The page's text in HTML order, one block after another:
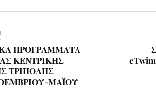
ΠΡΟΓΡΑΜΜΑΤΑ
ΚΕΝΤΡΙΚΗΣ
ΤΡΙΠΟΛΗΣ
ΜΑÏΟΥ